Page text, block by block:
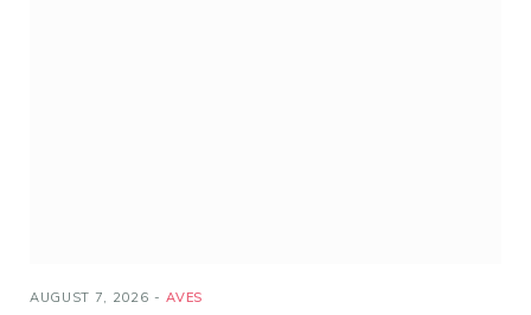
AUGUST 7, 2026 AVES